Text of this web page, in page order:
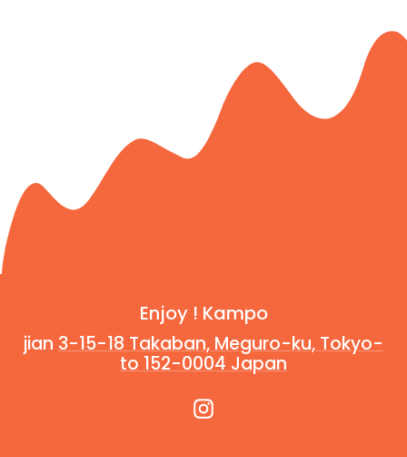
Enjoy ! Kampo
jian 3-15-18 Takaban, Meguro-ku, Tokyo-
to 152-0004 Japan